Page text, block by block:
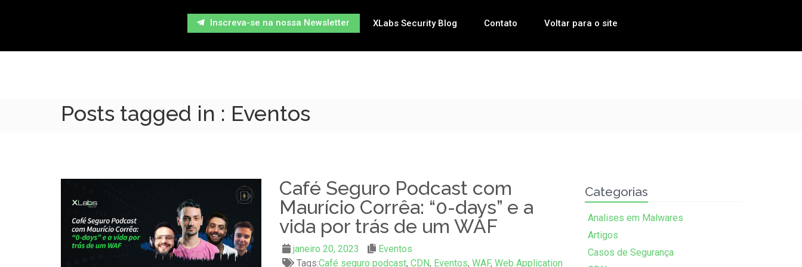
Inscreva-se na nossa Newsletter XLabs Security Blog Contato Voltar para o site
Posts tagged in : Eventos
Café Seguro Podcast com
Maurício Corrêa: “0-days” e a
vida por trás de um WAF
janeiro 20, 2023
Eventos
Tags:Café seguro podcast, CDN, Eventos, WAF, Web Application
Categorias
Analises em Malwares
Artigos
Casos de Segurança